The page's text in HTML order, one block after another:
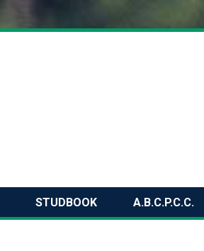
STUDBOOK A.B.C.P.C.C.